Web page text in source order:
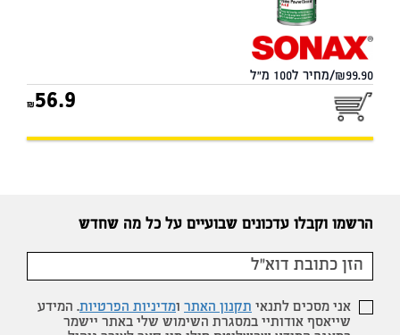
99.90/מחיר ל100 מ"ל
56.9
הרשמו וקבלו עדכונים שבועיים על כל מה שחדש
אני מסכים לתנאי תקנון האתר ומדיניות הפרטיות. המידע
שייאסף אודותיי במסגרת השימוש שלי באתר יישמר